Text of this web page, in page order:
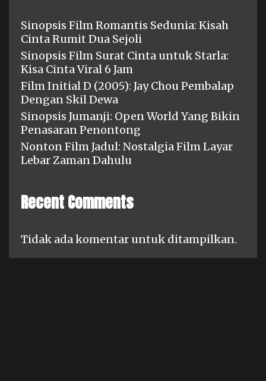
Sinopsis Film Romantis Sedunia: Kisah
Cinta Rumit Dua Sejoli
Sinopsis Film Surat Cinta untuk Starla:
Kisa Cinta Viral 6 Jam
Film Initial D (2005): Jay Chou Pembalap
Dengan Skil Dewa
Sinopsis Jumanji: Open World Yang Bikin
Penasaran Penontong
Nonton Film Jadul: Nostalgia Film Layar
Lebar Zaman Dahulu
Recent Comments
Tidak ada komentar untuk ditampilkan.